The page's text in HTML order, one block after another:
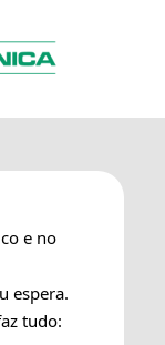
e no
espera.
tudo: